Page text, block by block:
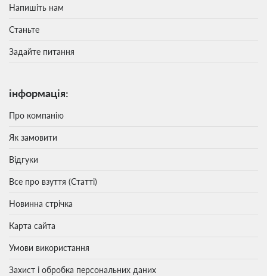
Напишіть нам
Станьте
Задайте питання
інформація:
Про компанію
Як замовити
Відгуки
Все про взуття (Статті)
Новинна стрічка
Карта сайта
Умови використання
Захист і обробка персональних даних